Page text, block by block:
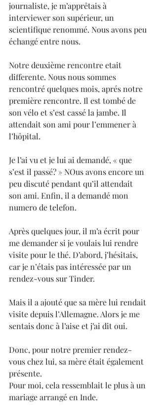
journaliste, je m’apprêtais à
interviewer son supérieur, un
scientifique renommé. Nous avons peu
échangé entre nous.
Notre deuxième rencontre etait
differente. Nous nous sommes
rencontré quelques mois, aprés notre
première rencontre. Il est tombé de
son vélo et s’est cassé la jambe. Il
attendait son ami pour l’emmener à
l’hôpital.
Je l’ai vu et je lui ai demandé, « que
s’est il passé? » NOus avons encore un
peu discuté pendant qu’il attendait
son ami. Enfin, il a demandé mon
numero de telefon.
Après quelques jour, il m’a écrit pour
me demander si je voulais lui rendre
visite pour le thé. D’abord, j’hésitais,
car je n’étais pas intéressée par un
rendez-vous sur Tinder.
Mais il a ajouté que sa mère lui rendait
visite depuis l’Allemagne. Alors je me
sentais donc à l’aise et j’ai dit oui.
Donc, pour notre premier rendez-
vous chez lui, sa mère était également
présente.
Pour moi, cela ressemblait le plus à un
mariage arrangé en Inde.